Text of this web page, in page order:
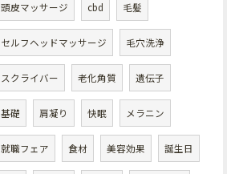
頭皮マッサージ cbd 毛髪
セルフヘッドマッサージ 毛穴洗浄
スクライバー 老化角質 遺伝子
基礎 肩凝り 快眠 メラニン
就職フェア 食材 美容効果 誕生日